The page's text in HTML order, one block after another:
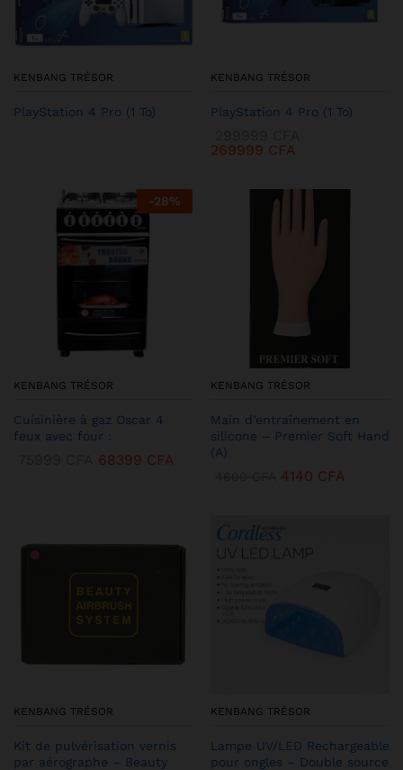
KENBANG TRÉSOR
PlayStation 4 Pro (1 To)
KENBANG TRÉSOR
PlayStation 4 Pro (1 To)
269999 CFA
-28%
KENBANG TRÉSOR
Cuisinière à gaz Oscar 4
feux avec four :
68399 CFA
KENBANG TRÉSOR
Main d’entraînement en
silicone – Premier Soft Hand
(A)
4140 CFA
KENBANG TRÉSOR
Kit de pulvérisation vernis
par aérographe – Beauty
KENBANG TRÉSOR
Lampe UV/LED Rechargeable
pour ongles – Double source